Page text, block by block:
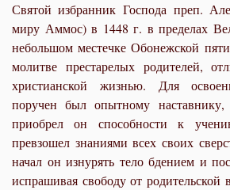
Святой избранник Господа преп.
миру Аммос) в 1448 г. в пределах
небольшом местечке Обонежской
молитве престарелых родителей,
христианской жизнью. Для
поручен был опытному
приобрел он способности к
превзошел знаниями всех своих
начал он изнурять тело бдением и
испрашивая свободу от